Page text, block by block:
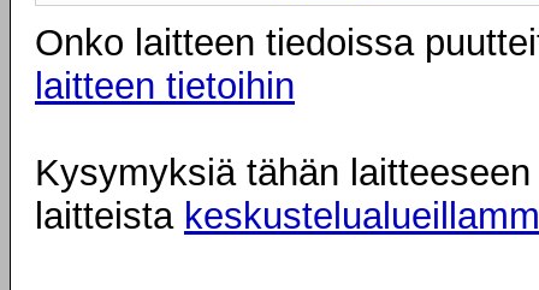
Onko laitteen tiedoissa
laitteen tietoihin
Kysymyksiä tähän
laitteista